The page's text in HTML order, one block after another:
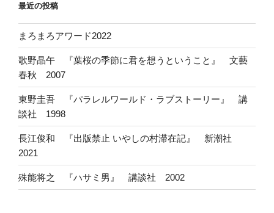
最近の投稿
まろまろアワード2022
歌野晶午 『葉桜の季節に君を想うということ』 文藝
春秋 2007
東野圭吾 『パラレルワールド・ラブストーリー』 講
談社 1998
長江俊和 『出版禁止 いやしの村滞在記』 新潮社
2021
殊能将之 『ハサミ男』 講談社 2002